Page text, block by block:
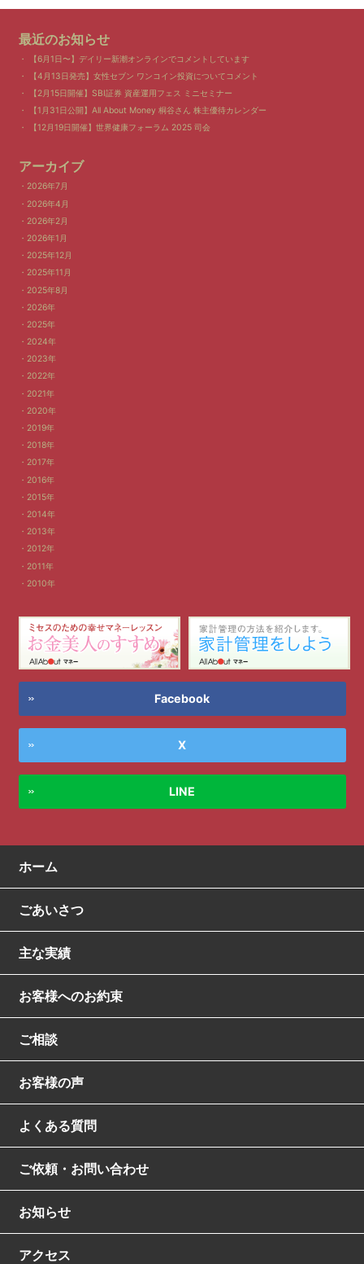
最近のお知らせ
【6月1日〜】デイリー新潮オンラインでコメントしています
【4月13日発売】女性セブン ワンコイン投資についてコメント
【2月15日開催】SBI証券 資産運用フェス ミニセミナー
【1月31日公開】All About Money 桐谷さん 株主優待カレンダー
【12月19日開催】世界健康フォーラム 2025 司会
アーカイブ
2026年7月
2026年4月
2026年2月
2026年1月
2025年12月
2025年11月
2025年8月
2026年
2025年
2024年
2023年
2022年
2021年
2020年
2019年
2018年
2017年
2016年
2015年
2014年
2013年
2012年
2011年
2010年
Facebook
X
LINE
ホーム
ごあいさつ
主な実績
お客様へのお約束
ご相談
お客様の声
よくある質問
ご依頼・お問い合わせ
お知らせ
アクセス